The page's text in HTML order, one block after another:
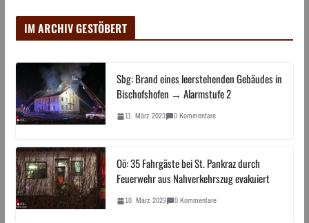
IM ARCHIV GESTÖBERT
Sbg: Brand eines leerstehenden Gebäudes in
Bischofshofen → Alarmstufe 2
11. März 2023 0 Kommentare
Oö: 35 Fahrgäste bei St. Pankraz durch
Feuerwehr aus Nahverkehrszug evakuiert
10. März 2023 0 Kommentare